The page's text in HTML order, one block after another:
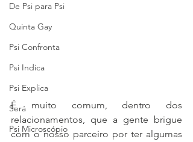
De Psi para Psi
Quinta Gay
Psi Confronta
Psi Indica
Psi Explica
Será
Psi Microscópio
É muito comum, dentro dos
relacionamentos, que a gente brigue
com o nosso parceiro por ter algumas